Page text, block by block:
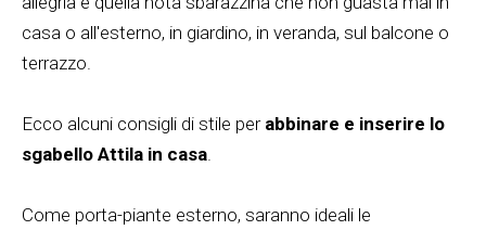
casa o all'esterno, in giardino, in veranda, sul balcone o
terrazzo.
Ecco alcuni consigli di stile per abbinare e inserire lo
sgabello Attila in casa
Come porta-piante esterno, saranno ideali le